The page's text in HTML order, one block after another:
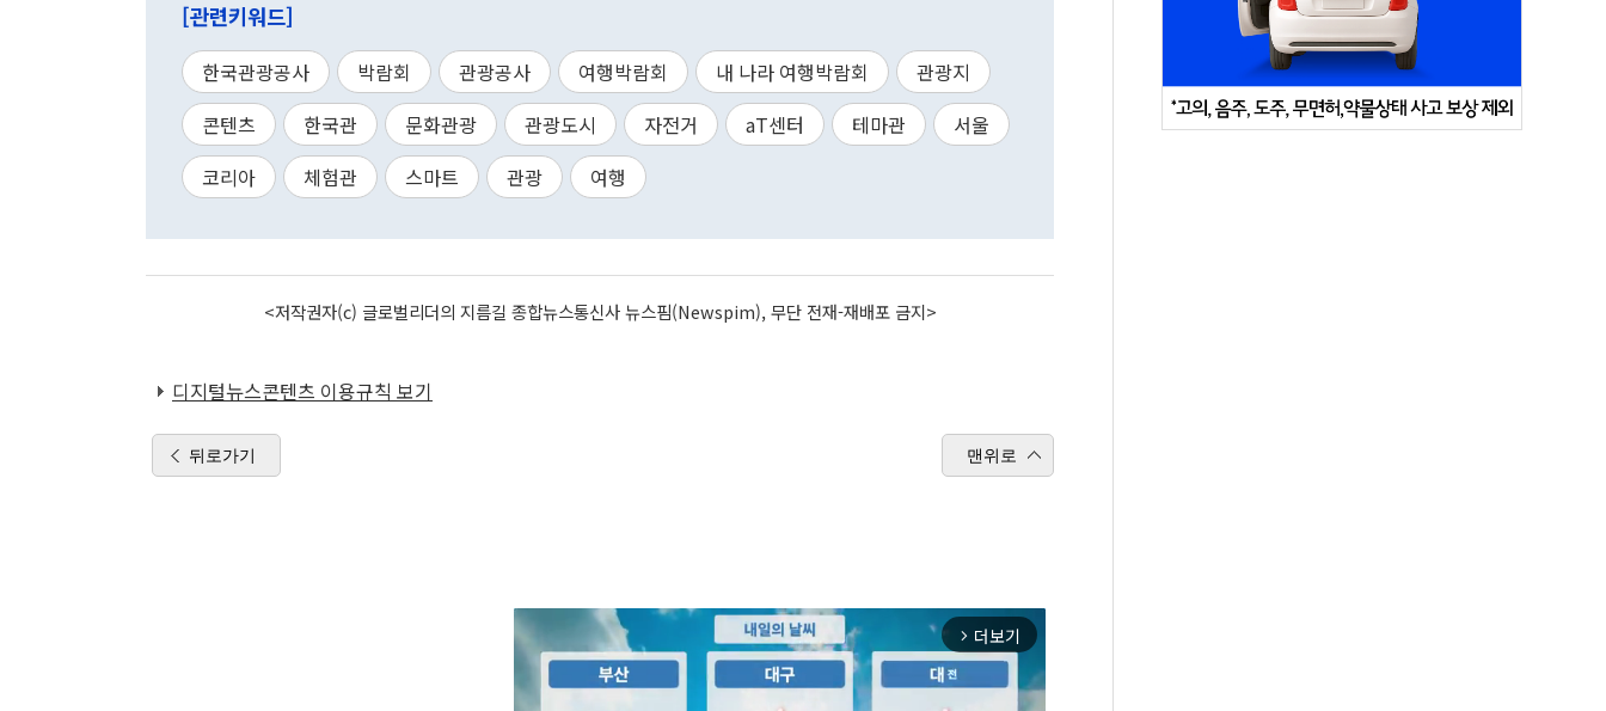
[관련키워드]
한국관광공사 박람회 관광공사 여행박람회 내 나라 여행박람회
관광지
콘텐츠
한국관 문화관광 관광도시 자전거 aT센터 테마관
서울
코리아
체험관 스마트 관광 여행
<저작권자(c) 글로벌리더의 지름길 종합뉴스통신사 뉴스핌(Newspim), 무단 전재-재배포 금지>
디지털뉴스콘텐츠 이용규칙 보기
뒤로가기 맨위로
arrow_forward_ios 더보기